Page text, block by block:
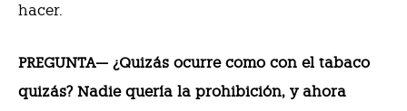
hacer.
PREGUNTA— ¿Quizás ocurre como con el tabaco
quizás? Nadie quería la prohibición, y ahora